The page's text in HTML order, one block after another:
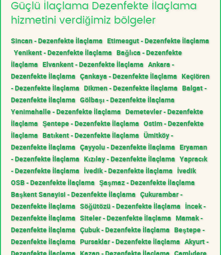
Güçlü İlaçlama Dezenfekte İlaçlama
hizmetini verdiğimiz bölgeler
Sincan - Dezenfekte İlaçlama Etimesgut - Dezenfekte İlaçlama
Yenikent - Dezenfekte İlaçlama Bağlıca - Dezenfekte
İlaçlama Elvankent - Dezenfekte İlaçlama Ankara -
Dezenfekte İlaçlama Çankaya - Dezenfekte İlaçlama Keçiören
- Dezenfekte İlaçlama Dikmen - Dezenfekte İlaçlama Balgat -
Dezenfekte İlaçlama Gölbaşı - Dezenfekte İlaçlama
Yenimahalle - Dezenfekte İlaçlama Demetevler - Dezenfekte
İlaçlama Şentepe - Dezenfekte İlaçlama Ostim - Dezenfekte
İlaçlama Batıkent - Dezenfekte İlaçlama Ümitköy -
Dezenfekte İlaçlama Çayyolu - Dezenfekte İlaçlama Eryaman
- Dezenfekte İlaçlama Kızılay - Dezenfekte İlaçlama Yapracık
- Dezenfekte İlaçlama İvedik - Dezenfekte İlaçlama İvedik
OSB - Dezenfekte İlaçlama Şaşmaz - Dezenfekte İlaçlama
Başkent Sanayisi - Dezenfekte İlaçlama Çukurambar -
Dezenfekte İlaçlama Söğütözü - Dezenfekte İlaçlama İncek -
Dezenfekte İlaçlama Siteler - Dezenfekte İlaçlama Mamak -
Dezenfekte İlaçlama Çubuk - Dezenfekte İlaçlama Beştepe -
Dezenfekte İlaçlama Pursaklar - Dezenfekte İlaçlama Akyurt -